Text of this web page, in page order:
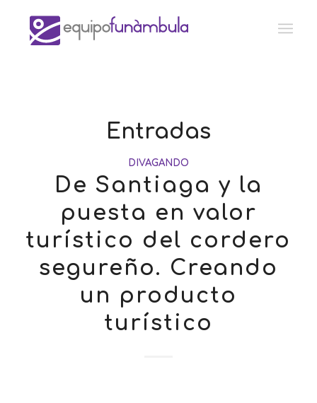
Entradas
DIVAGANDO
De Santiaga y la
puesta en valor
turístico del cordero
segureño. Creando
un producto
turístico